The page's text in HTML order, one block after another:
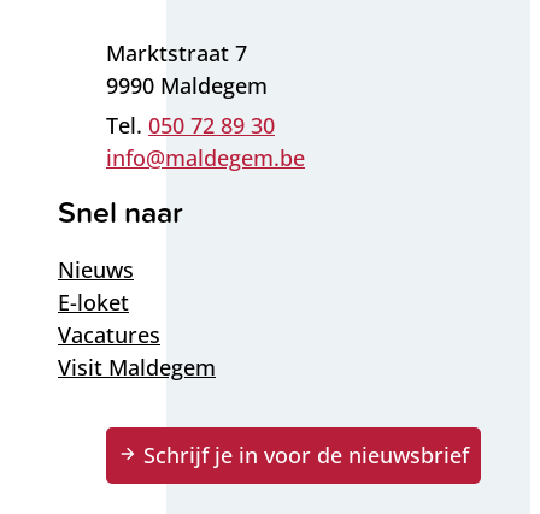
AdresMarktstraat 7
,9990 Maldegem
050 72 89 30
E-mailinfo@maldegem.be
Snel naar
Nieuws
E-loket
Vacatures
Visit Maldegem
Schrijf je in voor de nieuwsbrief